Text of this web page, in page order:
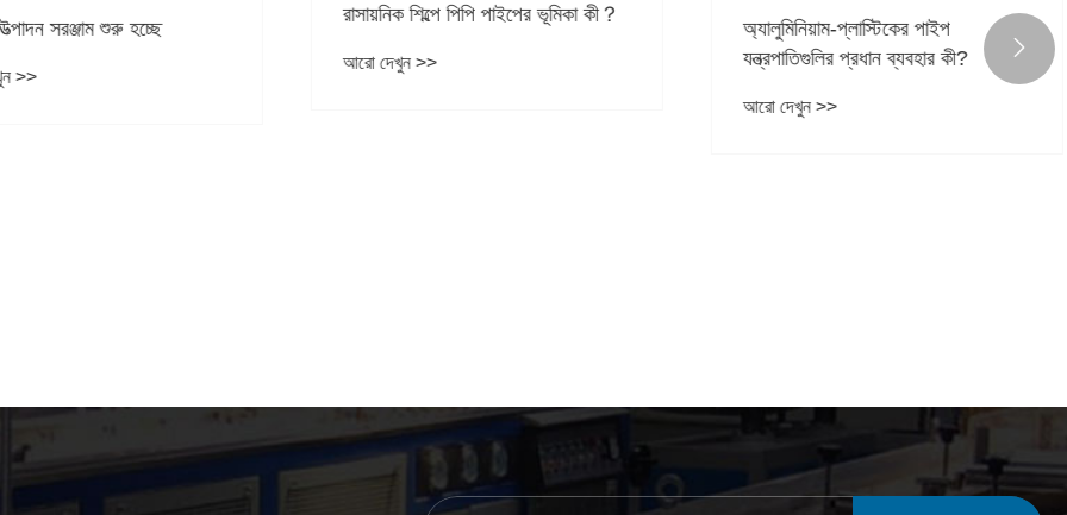
সরঞ্জাম শুরু হচ্ছে
রাসায়নিক শিল্পে পিপি পাইপের ভূমিকা কী？
আরো দেখুন >>
অ্যালুমিনিয়াম-প্লাস্টিকের পাইপ
যন্ত্রপাতিগুলির প্রধান ব্যবহার কী?
আরো দেখুন >>
